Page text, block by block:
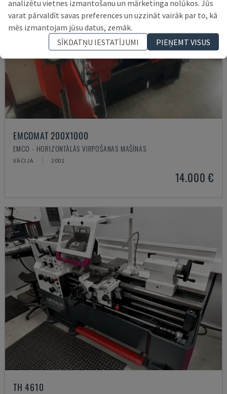
EMCOMAT 200X1000
EMCO - HORIZONTĀLĀS VIRPOŠANAS MAŠĪNAS
VĀCIJA 2001
14.000 €
TH 4610
analizētu vietnes izmantošanu un mārketinga nolūkos. Jūs
varat pārvaldīt savas preferences un uzzināt vairāk par to, kā
mēs izmantojam jūsu datus, zemāk.
SĪKDATŅU IESTATĪJUMI
PIEŅEMT VISUS